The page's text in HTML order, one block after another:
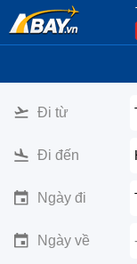
Đi từ
Đi đến
Ngày đi
Ngày về